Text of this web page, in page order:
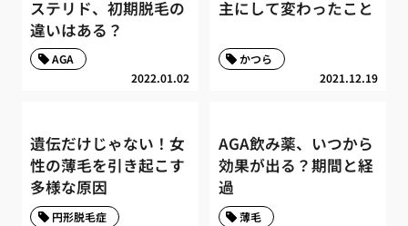
ステリド、初期脱毛の
違いはある？
2022.01.02
AGA
主にして変わったこと
2021.12.19
かつら
遺伝だけじゃない！女
性の薄毛を引き起こす
多様な原因
円形脱毛症
AGA飲み薬、いつから
効果が出る？期間と経
過
薄毛